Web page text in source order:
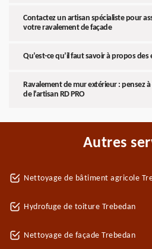
Contactez un artisan spécialiste pour
votre ravalement de façade
Qu’est-ce qu’il faut savoir à propos des
Ravalement de mur extérieur : pensez
de l’artisan RD PRO
Autres
Nettoyage de bâtiment agricole
Hydrofuge de toiture Trebedan
Nettoyage de façade Trebedan